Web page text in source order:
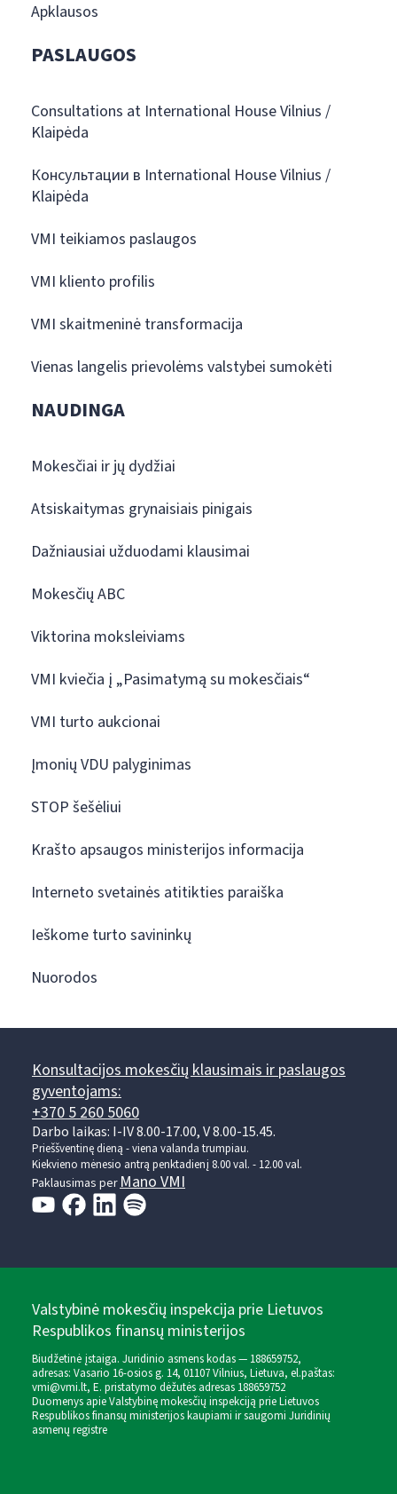
Apklausos
PASLAUGOS
Consultations at International House Vilnius /
Klaipėda
Консультации в International House Vilnius /
Klaipėda
VMI teikiamos paslaugos
VMI kliento profilis
VMI skaitmeninė transformacija
Vienas langelis prievolėms valstybei sumokėti
NAUDINGA
Mokesčiai ir jų dydžiai
Atsiskaitymas grynaisiais pinigais
Dažniausiai užduodami klausimai
Mokesčių ABC
Viktorina moksleiviams
VMI kviečia į „Pasimatymą su mokesčiais“
VMI turto aukcionai
Įmonių VDU palyginimas
STOP šešėliui
Krašto apsaugos ministerijos informacija
Interneto svetainės atitikties paraiška
Ieškome turto savininkų
Nuorodos
Konsultacijos mokesčių klausimais ir paslaugos
gyventojams:
+370 5 260 5060
Darbo laikas: I-IV 8.00-17.00, V 8.00-15.45.
Prieššventinę dieną - viena valanda trumpiau.
Kiekvieno mėnesio antrą penktadienį 8.00 val. - 12.00 val.
Paklausimas perMano VMI
Valstybinė mokesčių inspekcija prie Lietuvos
Respublikos finansų ministerijos
Biudžetinė įstaiga. Juridinio asmens kodas — 188659752,
adresas: Vasario 16-osios g. 14, 01107 Vilnius, Lietuva, el.paštas:
vmi@vmi.lt, E. pristatymo dėžutės adresas 188659752
Duomenys apie Valstybinę mokesčių inspekciją prie Lietuvos
Respublikos finansų ministerijos kaupiami ir saugomi Juridinių
asmenų registre